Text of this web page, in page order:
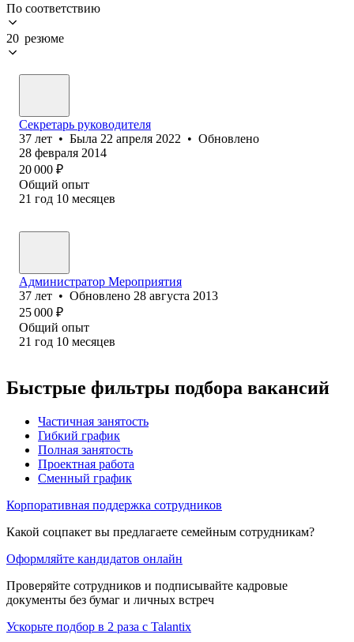
По соответствию
20 резюме
Секретарь руководителя
37 лет • Была 22 апреля 2022 • Обновлено
28 февраля 2014
20 000 ₽
Общий опыт
21 год 10 месяцев
Администратор Мероприятия
37 лет • Обновлено 28 августа 2013
25 000 ₽
Общий опыт
21 год 10 месяцев
Быстрые фильтры подбора вакансий
Частичная занятость
Гибкий график
Полная занятость
Проектная работа
Сменный график
Корпоративная поддержка сотрудников
Какой соцпакет вы предлагаете семейным сотрудникам?
Оформляйте кандидатов онлайн
Проверяйте сотрудников и подписывайте кадровые
документы без бумаг и личных встреч
Ускорьте подбор в 2 раза с Talantix